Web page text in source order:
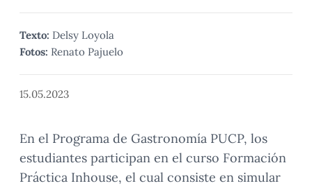
Texto: Delsy Loyola
Fotos: Renato Pajuelo
15.05.2023
En el Programa de Gastronomía PUCP, los
estudiantes participan en el curso Formación
Práctica Inhouse, el cual consiste en simular